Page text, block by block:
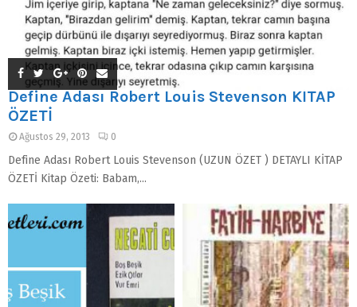
Define Adası Robert Louis Stevenson KİTAP
ÖZETİ
Ağustos 29, 2013 0
Define Adası Robert Louis Stevenson (UZUN ÖZET ) DETAYLI KİTAP
ÖZETİ Kitap Özeti: Babam,...